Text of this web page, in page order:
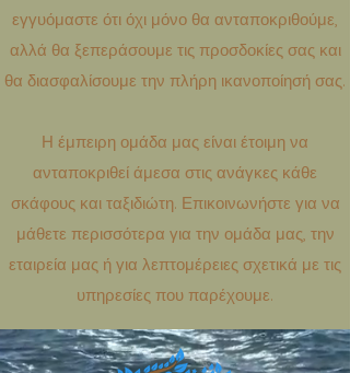
εγγυόμαστε ότι όχι μόνο θα ανταποκριθούμε,
αλλά θα ξεπεράσουμε τις προσδοκίες σας και
θα διασφαλίσουμε την πλήρη ικανοποίησή σας.
Η έμπειρη ομάδα μας είναι έτοιμη να
ανταποκριθεί άμεσα στις ανάγκες κάθε
σκάφους και ταξιδιώτη. Επικοινωνήστε για να
μάθετε περισσότερα για την ομάδα μας, την
εταιρεία μας ή για λεπτομέρειες σχετικά με τις
υπηρεσίες που παρέχουμε.